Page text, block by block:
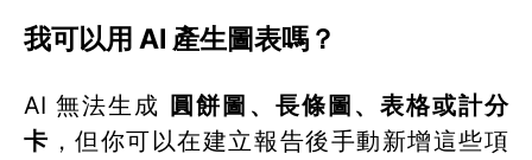
我可以用 AI 產生圖表嗎？
AI 無法生成 圓餅圖、長條圖、表格或計分
卡 ，但你可以在建立報告後手動新增這些項